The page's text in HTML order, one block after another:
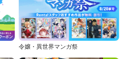
令嬢・異世界マンガ祭